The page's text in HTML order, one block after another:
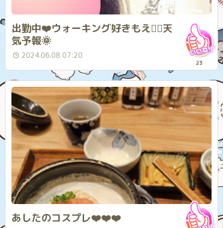
出勤中❤️ウォーキング好きもえ🏃‍♂️天
気予報🌞
2024.06.08 07:20
23
あしたのコスプレ❤️❤️❤️